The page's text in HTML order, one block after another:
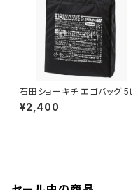
石田ショーキチ エゴバッグ 5th
ロット・日本縦断コンプリート記
念
¥2,400